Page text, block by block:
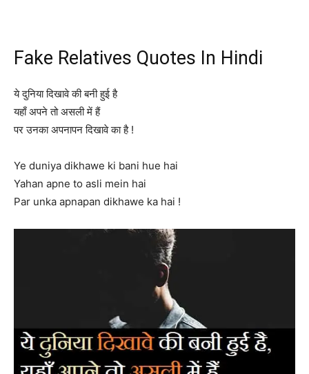
Fake Relatives Quotes In Hindi
ये दुनिया दिखावे की बनी हुई है
यहाँ अपने तो असली में हैं
पर उनका अपनापन दिखावे का है !
Ye duniya dikhawe ki bani hue hai
Yahan apne to asli mein hai
Par unka apnapan dikhawe ka hai !